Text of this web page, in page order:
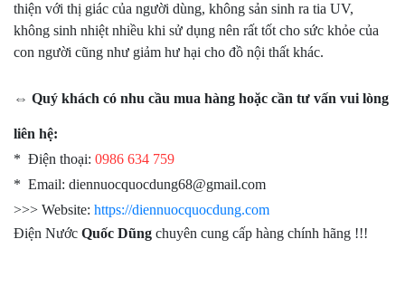
thiện với thị giác của người dùng, không sản sinh ra tia UV,
không sinh nhiệt nhiều khi sử dụng nên rất tốt cho sức khỏe của
con người cũng như giảm hư hại cho đồ nội thất khác.
⇔ Quý khách có nhu cầu mua hàng hoặc cần tư vấn vui lòng
liên hệ:
* Điện thoại: 0986 634 759
* Email: diennuocquocdung68@gmail.com
>>> Website: https://diennuocquocdung.com
Điện Nước Quốc Dũng chuyên cung cấp hàng chính hãng !!!